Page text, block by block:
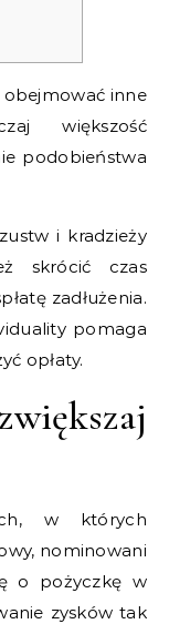
inne
większość
podobieństwa
i kradzieży
skrócić czas
zadłużenia.
pomaga
opłaty.
w których
nominowani
o pożyczkę w
zysków tak